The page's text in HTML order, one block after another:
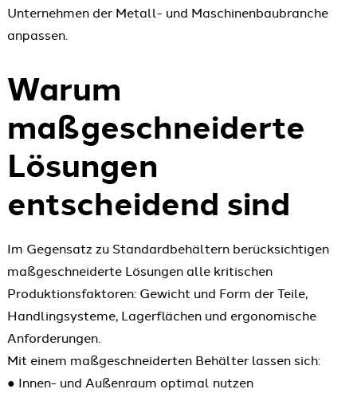
Unternehmen der Metall- und Maschinenbaubranche
anpassen.
Warum
maßgeschneiderte
Lösungen
entscheidend sind
Im Gegensatz zu Standardbehältern berücksichtigen
maßgeschneiderte Lösungen alle kritischen
Produktionsfaktoren: Gewicht und Form der Teile,
Handlingsysteme, Lagerflächen und ergonomische
Anforderungen.
Mit einem maßgeschneiderten Behälter lassen sich:
● Innen- und Außenraum optimal nutzen